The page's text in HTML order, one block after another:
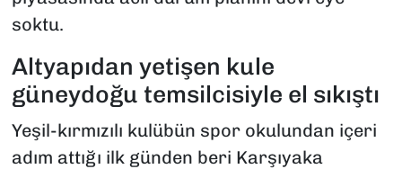
soktu.
Altyapıdan yetişen kule
güneydoğu temsilcisiyle el sıkıştı
Yeşil-kırmızılı kulübün spor okulundan içeri
adım attığı ilk günden beri Karşıyaka